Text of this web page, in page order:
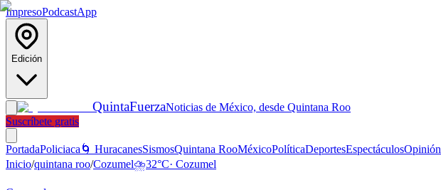
ImpresoPodcastApp
Edición
QuintaFuerzaNoticias de México, desde Quintana Roo
Suscríbete gratis
PortadaPoliciaca 🌀 HuracanesSismosQuintana RooMéxicoPolíticaDeportesEspectáculosOpinión
Inicio/quintana roo/Cozumel⛈️32°C· Cozumel